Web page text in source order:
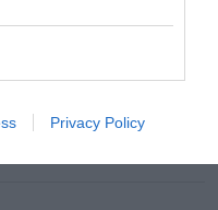
Privacy Policy
fuente preferida
noticias de actualidad.